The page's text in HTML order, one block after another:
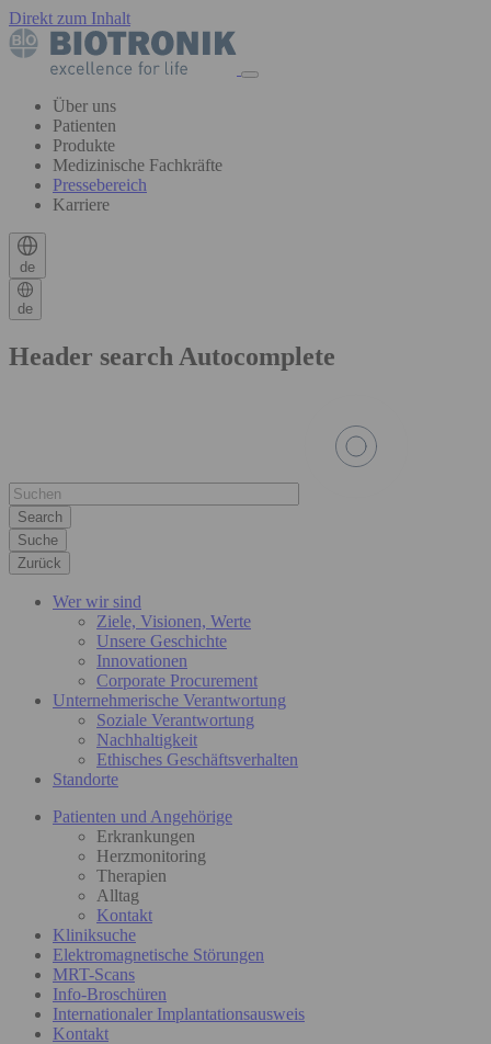
Direkt zum Inhalt
Über uns
Patienten
Produkte
Medizinische Fachkräfte
Pressebereich
Karriere
de
de
Header search Autocomplete
Suche
Zurück
Wer wir sind
Ziele, Visionen, Werte
Unsere Geschichte
Innovationen
Corporate Procurement
Unternehmerische Verantwortung
Soziale Verantwortung
Nachhaltigkeit
Ethisches Geschäftsverhalten
Standorte
Patienten und Angehörige
Erkrankungen
Herzmonitoring
Therapien
Alltag
Kontakt
Kliniksuche
Elektromagnetische Störungen
MRT-Scans
Info-Broschüren
Internationaler Implantationsausweis
Kontakt